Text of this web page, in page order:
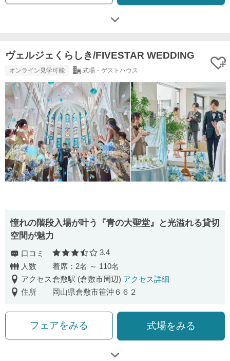
ヴェルジェくらしき/FIVESTAR WEDDING
オンライン見学可能 式場・ゲストハウス
憧れの階段入場が叶う『青の大聖堂』と光溢れる貸切
空間が魅力
口コミ 口コミ評価
3.4
人数
着席：2名 ～ 110名
アクセス倉敷駅 (倉敷市周辺) アクセス詳細
住所
岡山県倉敷市笹沖６６２
フェアをみる 式場をみる